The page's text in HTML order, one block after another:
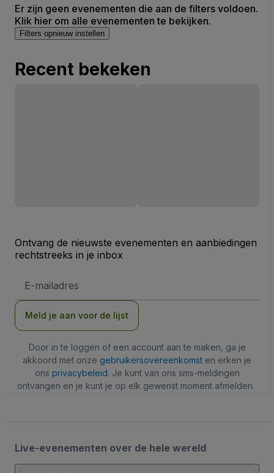
Er zijn geen evenementen die aan de filters voldoen.
Klik hier om alle evenementen te bekijken.
Filters opnieuw instellen
Recent bekeken
Ontvang de nieuwste evenementen en aanbiedingen
rechtstreeks in je inbox
mailadres
Meld je aan voor de lijst
Door in te loggen of een account aan te maken, ga je
akkoord met onze gebruikersovereenkomst en erken je
ons privacybeleid. Je kunt van ons sms-meldingen
ontvangen en je kunt je op elk gewenst moment afmelden.
Live-evenementen over de hele wereld